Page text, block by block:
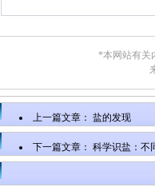
*本网站有关
上一篇文章： 盐的发现
下一篇文章： 科学识盐：不